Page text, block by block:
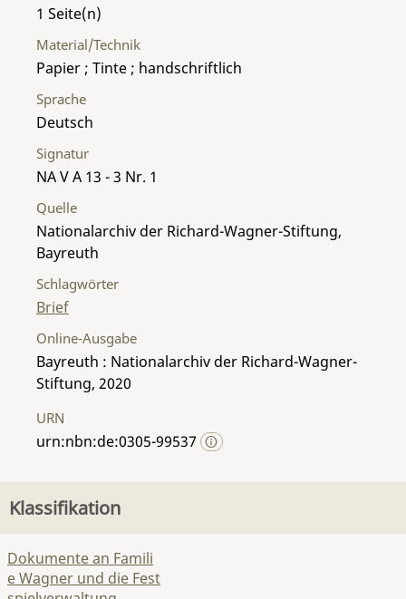
1
Material/Technik
Papier ; Tinte ; handschriftlich
Sprache
Deutsch
Signatur
NA V A 13 - 3 Nr. 1
Quelle
Nationalarchiv der Richard-Wagner-Stiftung,
Bayreuth
Schlagwörter
Brief
Online-Ausgabe
Bayreuth : Nationalarchiv der Richard-Wagner-
Stiftung, 2020
URN
urn:nbn:de:0305-99537
Klassifikation
Dokumente an Famili
e Wagner und die Fest